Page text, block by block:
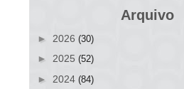
Arquivo
► 2026 (30)
► 2025 (52)
► 2024 (84)